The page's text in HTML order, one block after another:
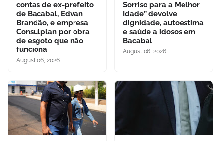
contas de ex-prefeito
de Bacabal, Edvan
Brandão, e empresa
Consulplan por obra
de esgoto que não
funciona
August 06, 2026
Sorriso para a Melhor
Idade” devolve
dignidade, autoestima
e saúde a idosos em
Bacabal
August 06, 2026